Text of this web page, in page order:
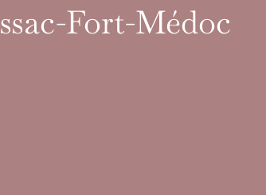
Fort-Médoc